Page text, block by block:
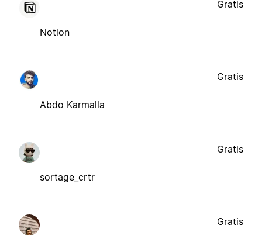
Notion
Gratis
Abdo Karmalla
Gratis
sortage_crtr
Gratis
Gratis